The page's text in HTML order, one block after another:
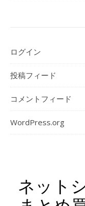
ログイン
投稿フィード
コメントフィード
WordPress.org
ネット